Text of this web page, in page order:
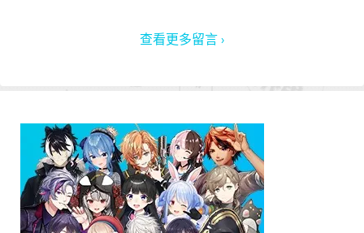
查看更多留言 ›